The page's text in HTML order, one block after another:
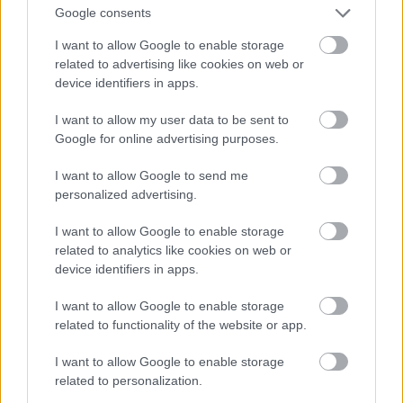
Google consents
I want to allow Google to enable storage
related to advertising like cookies on web or
device identifiers in apps.
I want to allow my user data to be sent to
Google for online advertising purposes.
I want to allow Google to send me
personalized advertising.
I want to allow Google to enable storage
related to analytics like cookies on web or
device identifiers in apps.
I want to allow Google to enable storage
related to functionality of the website or app.
I want to allow Google to enable storage
related to personalization.
szolgálati Audik árát valahogy... :)
GayBears
17 éve
@geotravel: kérdéseidre a blog gazdájának posztjai
adják a választ. de kiindulásnak, az ár a gdphez és a
szolgáltatáshoz viszonyítandó. pl ahol drágább a
jegy, ott többnyire azon túl hogy nem 60ezer a
minimálbér hanem mondjuk 400, még időalapú az
érvényesség, tehát nem kell minden átszállásnál
érvényesíteni.
De az összehasonlítás atekintetben is lehetséges
lenne hogy arrafelé létezik a közlekedési szövetség
tömegközlekedés árát is aznapra... szóval kb az ilyen
dolgok az összehasonlítás alapjai.